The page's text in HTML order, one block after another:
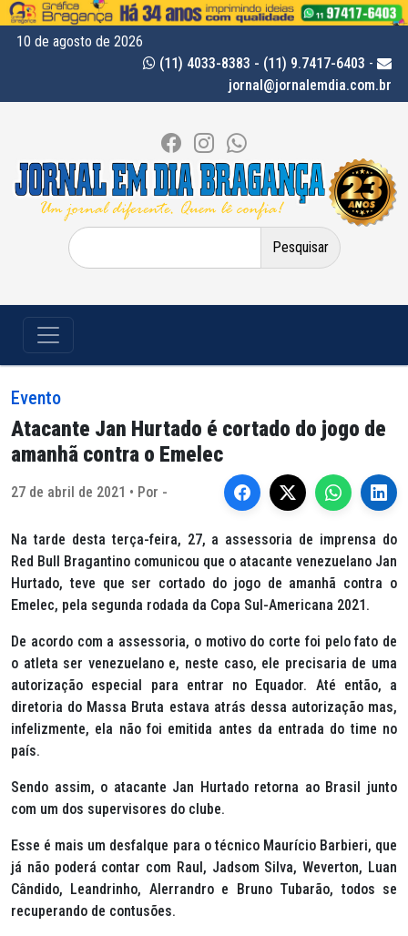
10 de agosto de 2026
(11) 4033-8383 - (11) 9.7417-6403 -
jornal@jornalemdia.com.br
Pesquisar
por:
Evento
Atacante Jan Hurtado é cortado do jogo de
amanhã contra o Emelec
27 de abril de 2021 • Por -
Na tarde desta terça-feira, 27, a assessoria de imprensa do
Red Bull Bragantino comunicou que o atacante venezuelano Jan
Hurtado, teve que ser cortado do jogo de amanhã contra o
Emelec, pela segunda rodada da Copa Sul-Americana 2021.
De acordo com a assessoria, o motivo do corte foi pelo fato de
o atleta ser venezuelano e, neste caso, ele precisaria de uma
autorização especial para entrar no Equador. Até então, a
diretoria do Massa Bruta estava atrás dessa autorização mas,
infelizmente, ela não foi emitida antes da entrada do time no
país.
Sendo assim, o atacante Jan Hurtado retorna ao Brasil junto
com um dos supervisores do clube.
Esse é mais um desfalque para o técnico Maurício Barbieri, que
já não poderá contar com Raul, Jadsom Silva, Weverton, Luan
Cândido, Leandrinho, Alerrandro e Bruno Tubarão, todos se
recuperando de contusões.